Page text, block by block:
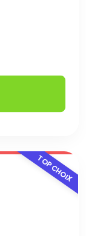
TOP CHOIX